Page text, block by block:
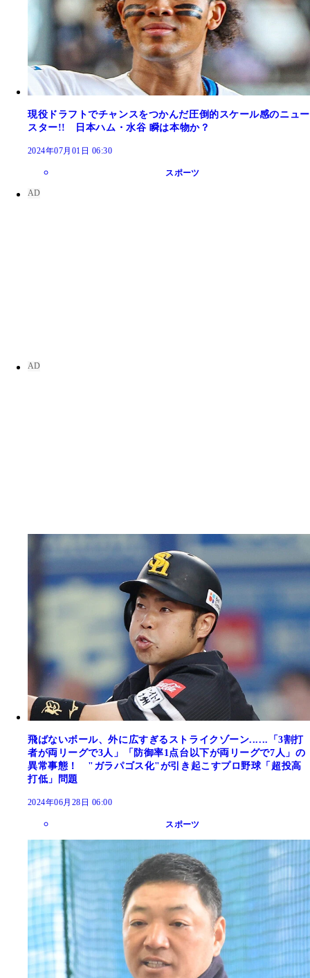
現役ドラフトでチャンスをつかんだ圧倒的スケール感のニュー
スター!! 日本ハム・水谷 瞬は本物か？
2024年07月01日 06:30
スポーツ
飛ばないボール、外に広すぎるストライクゾーン......「3割打
者が両リーグで3人」「防御率1点台以下が両リーグで7人」の
異常事態！ "ガラパゴス化"が引き起こすプロ野球「超投高
打低」問題
2024年06月28日 06:00
スポーツ